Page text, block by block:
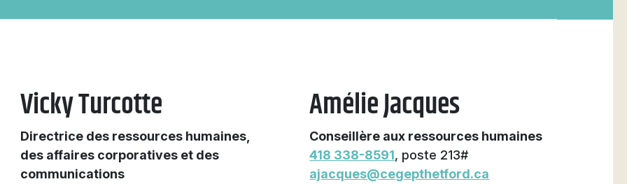
Vicky Turcotte
Directrice des ressources humaines,
des affaires corporatives et des
communications
Amélie Jacques
Conseillère aux ressources humaines
418 338-8591, poste 213#
ajacques@cegepthetford.ca